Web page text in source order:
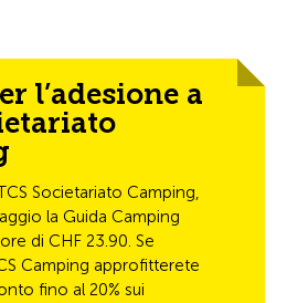
l’adesione a
Societariato Camping,
la Guida Camping
di CHF 23.90. Se
Camping approfitterete
fino al 20% sui